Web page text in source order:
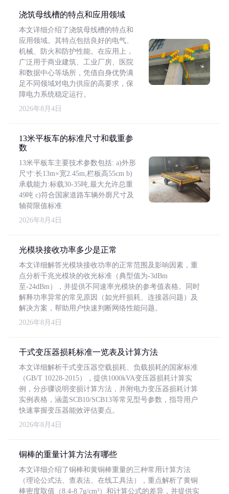
浇筑母线槽的特点和应用领域
本文详细介绍了浇筑母线槽的特点和
应用领域。其特点包括良好的电气、
机械、防火和防护性能。在应用上，
广泛用于商业建筑、工业厂房、医院
和数据中心等场所，凭借自身优势满
足不同领域对电力供应的高要求，保
障电力系统稳定运行。
2026年8月4日
13米平板车的标准尺寸和载重参
数
13米平板车主要技术参数包括: a)外形
尺寸:长13m×宽2.45m,栏板高55cm b)
承载能力:标载30-35吨,最大允许总重
49吨 c)符合国家道路车辆外廓尺寸及
轴荷限值标准
2026年8月4日
光模块接收功率多少是正常
本文详细解答光模块接收功率的正常范围及影响因素，重
点分析千兆光模块的收光标准（典型值为-3dBm
至-24dBm），并提供不同速率光模块的参考值表格。同时
解释功率异常的常见原因（如光纤损耗、连接器问题）及
解决方案，帮助用户快速判断网络性能问题。
2026年8月4日
干式变压器损耗标准一览表及计算方法
本文详细解析干式变压器空载损耗、负载损耗的国家标准
（GB/T 10228-2015），提供1000kVA变压器损耗计算实
例，分步骤说明变损计算方法，并附电力变压器损耗计算
实例表格，涵盖SCB10/SCB13等常见型号参数，指导用户
快速掌握变压器能效评估要点。
2026年8月4日
铜棒的重量计算方法有哪些
本文详细介绍了铜棒和黄铜棒重量的三种常用计算方法
（理论公式法、查表法、在线工具法），重点解析了黄铜
棒密度取值（8.4-8.7g/cm³）和计算公式的差异，并提供实